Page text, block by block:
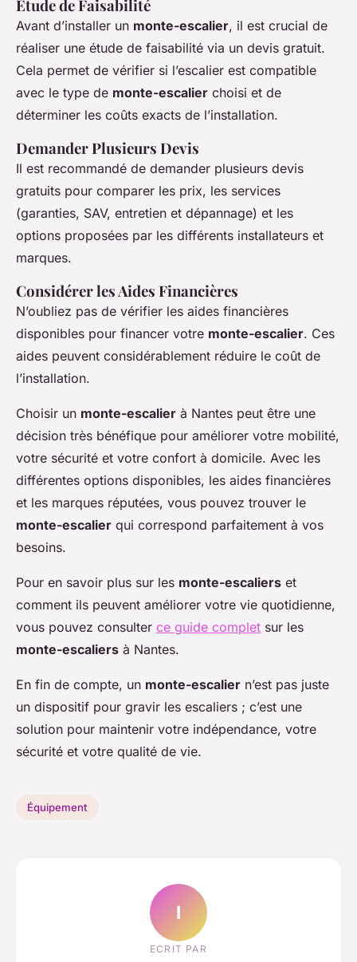
Étude de Faisabilité
Avant d’installer un monte-escalier, il est crucial de
réaliser une étude de faisabilité via un devis gratuit.
Cela permet de vérifier si l’escalier est compatible
avec le type de monte-escalier choisi et de
déterminer les coûts exacts de l’installation.
Demander Plusieurs Devis
Il est recommandé de demander plusieurs devis
gratuits pour comparer les prix, les services
(garanties, SAV, entretien et dépannage) et les
options proposées par les différents installateurs et
marques.
Considérer les Aides Financières
N’oubliez pas de vérifier les aides financières
disponibles pour financer votre monte-escalier. Ces
aides peuvent considérablement réduire le coût de
l’installation.
Choisir un monte-escalier à Nantes peut être une
décision très bénéfique pour améliorer votre mobilité,
votre sécurité et votre confort à domicile. Avec les
différentes options disponibles, les aides financières
et les marques réputées, vous pouvez trouver le
monte-escalier qui correspond parfaitement à vos
besoins.
Pour en savoir plus sur les monte-escaliers et
comment ils peuvent améliorer votre vie quotidienne,
vous pouvez consulter ce guide complet sur les
monte-escaliers à Nantes.
En fin de compte, un monte-escalier n’est pas juste
un dispositif pour gravir les escaliers ; c’est une
solution pour maintenir votre indépendance, votre
sécurité et votre qualité de vie.
Équipement
I
ECRIT PAR